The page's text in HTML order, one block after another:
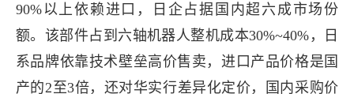
90%以上依赖进口，日企占据国内超六成市场份
额。该部件占到六轴机器人整机成本30%~40%，日
系品牌依靠技术壁垒高价售卖，进口产品价格是国
产的2至3倍，还对华实行差异化定价，国内采购价